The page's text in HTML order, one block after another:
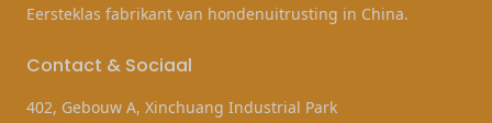
Eersteklas fabrikant van hondenuitrusting in China.
Contact & Sociaal
402, Gebouw A, Xinchuang Industrial Park